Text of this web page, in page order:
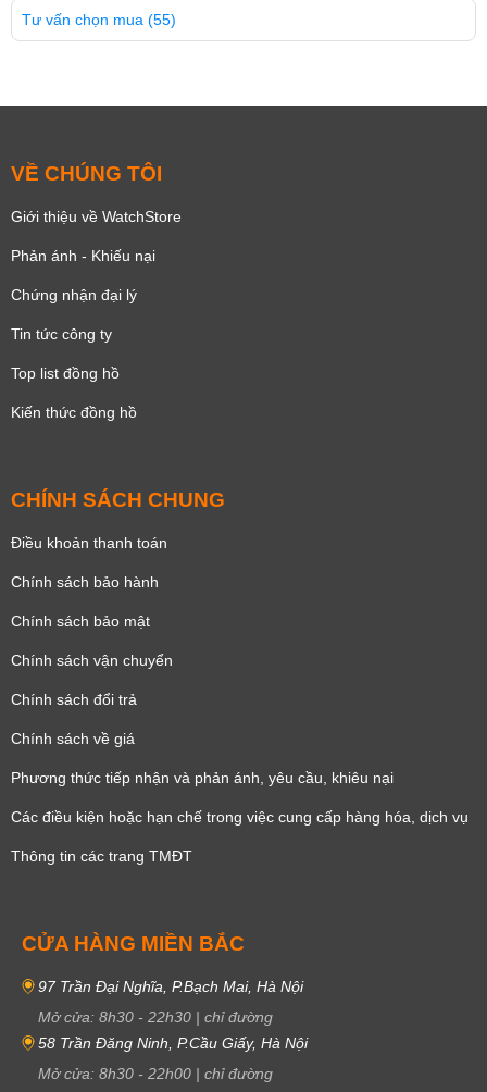
Tư vấn chọn mua (55)
VỀ CHÚNG TÔI
Giới thiệu về WatchStore
Phản ánh - Khiếu nại
Chứng nhận đại lý
Tin tức công ty
Top list đồng hồ
Kiến thức đồng hồ
CHÍNH SÁCH CHUNG
Điều khoản thanh toán
Chính sách bảo hành
Chính sách bảo mật
Chính sách vận chuyển
Chính sách đổi trả
Chính sách về giá
Phương thức tiếp nhận và phản ánh, yêu cầu, khiêu nại
Các điều kiện hoặc hạn chế trong việc cung cấp hàng hóa, dịch vụ
Thông tin các trang TMĐT
CỬA HÀNG MIỀN BẮC
97 Trần Đại Nghĩa, P.Bạch Mai, Hà Nội
Mở cửa: 8h30 - 22h30 | chỉ đường
58 Trần Đăng Ninh, P.Cầu Giấy, Hà Nội
Mở cửa: 8h30 - 22h00 | chỉ đường